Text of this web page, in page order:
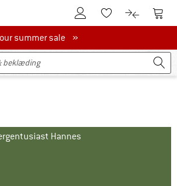
Til kundekontoenTil huskesedlen.
Til Til
summer sale
our summer sale »
Hannes